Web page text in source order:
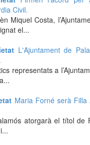
Civil.
Miquel Costa,
el...
L'Ajuntament de
representats a
Maria Forné serà
atorgarà el títol de